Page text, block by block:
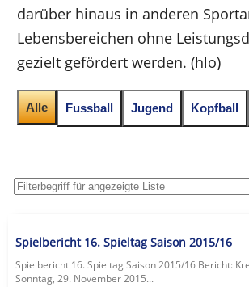
darüber hinaus in anderen
Lebensbereichen ohne
gezielt gefördert werden. (hlo)
Alle Fussball Jugend Kopfball
Spielbericht 16. Spieltag Saison 2015/16
Spielbericht 16. Spieltag Saison 2015/16 Bericht:
Sonntag, 29. November 2015...